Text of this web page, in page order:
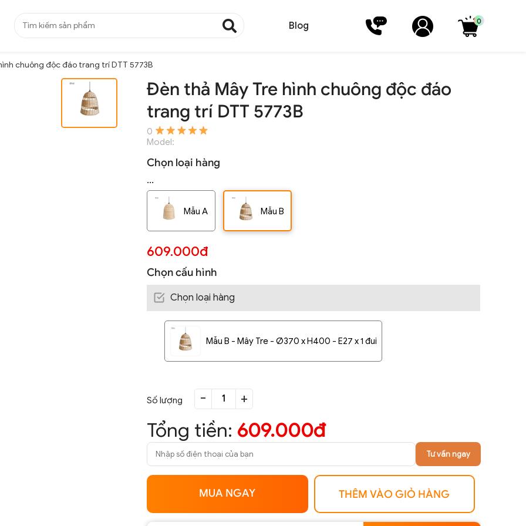
Blog 0
chuông độc đáo trang trí DTT 5773B
Đèn thả Mây Tre hình chuông độc đáo
trang trí DTT 5773B
0
Model:
Chọn loại hàng
...
Mẫu A Mẫu B
609.000đ
Chọn cấu hình
Chọn loại hàng
Mẫu B - Mây Tre - Ø370 x H400 - E27 x 1 đui
Số lượng - +
Tổng tiền: 609.000đ
Tư vấn ngay
MUA NGAY THÊM VÀO GIỎ HÀNG